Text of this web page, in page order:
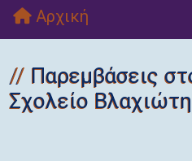
Αρχική
Παρεμβάσεις
Σχολείο Βλαχιώτη